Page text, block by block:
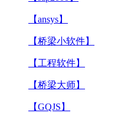
【ansys】
【桥梁小软件】
【工程软件】
【桥梁大师】
【GQJS】